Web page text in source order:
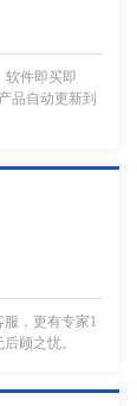
软件即买即
品自动更新到
，更有专家1
顾之忧。